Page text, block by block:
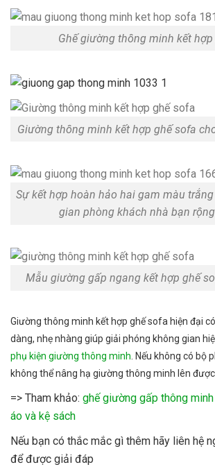
Ghế giường thông minh kết hợp
Giường thông minh kết hợp ghế sofa
Sự kết hợp hoàn hảo hai gam màu
gian phòng khách nhà bạn
Mẫu giường gấp ngang kết hợp ghế
Giường thông minh kết hợp ghế sofa hiện đại
dàng, nhẹ nhàng giúp giải phóng không gian
phụ kiện giường thông minh . Nếu không có bộ
không thể nâng hạ giường thông minh lên được.
=> Tham khảo: ghế giường gấp thông
áo và kệ sách
Nếu bạn có thắc mắc gì thêm hãy liên hệ
để được giải đáp